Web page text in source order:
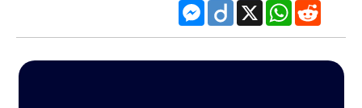
Messenger
Diigo X WhatsApp